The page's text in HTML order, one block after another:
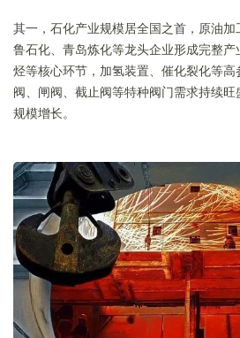
其一，石化产业规模居全国之首，原油
鲁石化、青岛炼化等龙头企业形成完整
烃等核心环节，加氢装置、催化裂化等
阀、闸阀、截止阀等特种阀门需求持续
规模增长。